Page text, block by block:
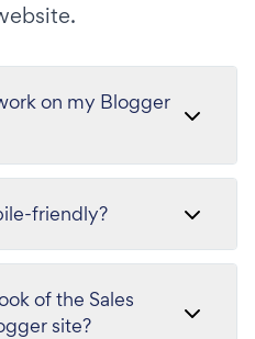
on my Blogger
friendly?
of the Sales
site?